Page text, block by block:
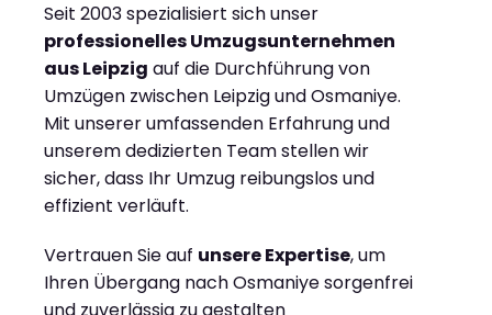
Seit 2003 spezialisiert sich unser
professionelles Umzugsunternehmen
aus Leipzig auf die Durchführung von
Umzügen zwischen Leipzig und Osmaniye.
Mit unserer umfassenden Erfahrung und
unserem dedizierten Team stellen wir
sicher, dass Ihr Umzug reibungslos und
effizient verläuft.
Vertrauen Sie auf unsere Expertise, um
Ihren Übergang nach Osmaniye sorgenfrei